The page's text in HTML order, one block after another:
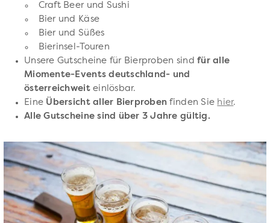
Craft Beer und Sushi
Bier und Käse
Bier und Süßes
Bierinsel-Touren
Unsere Gutscheine für Bierproben sind für alle
Miomente-Events deutschland- und
österreichweiteinlösbar.
Eine Übersicht aller Bierproben finden Sie hier.
Alle Gutscheine sind über 3 Jahre gültig.